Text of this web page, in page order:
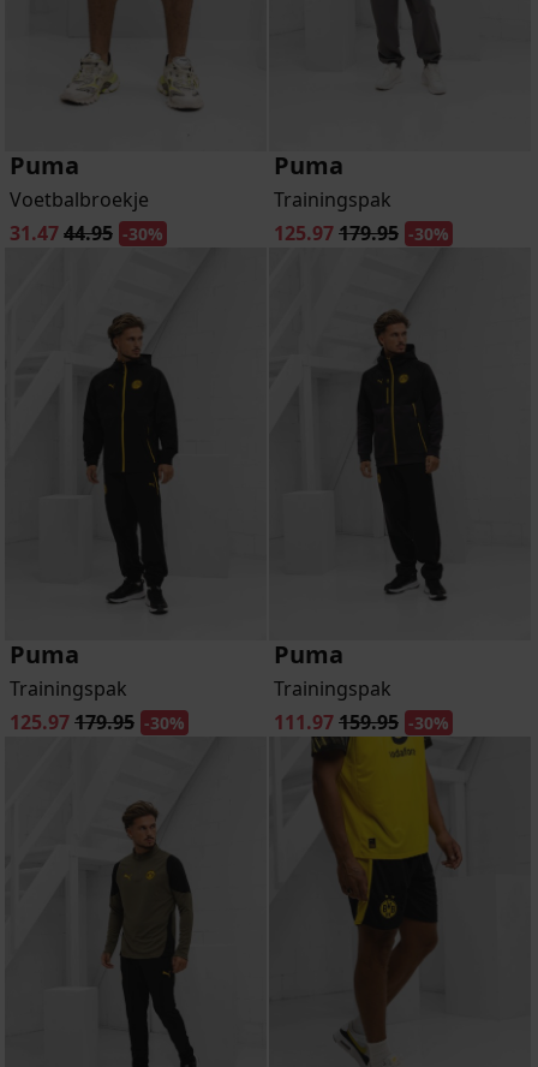
Puma
Voetbalbroekje
31.4744.95 -30%
Puma
Trainingspak
125.97179.95 -30%
Puma
Trainingspak
125.97179.95 -30%
Puma
Trainingspak
111.97159.95 -30%